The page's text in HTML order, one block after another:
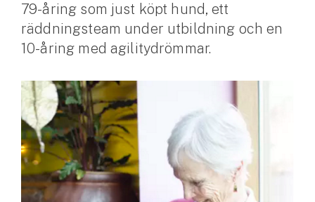
Mc-försäkring
Märkesförsäkringar
Båtförsäkring
Märkesförsäkringar
Vattenskoterförsäkring
79-åring som just köpt hund, ett
räddningsteam under utbildning och en
10-åring med agilitydrömmar.